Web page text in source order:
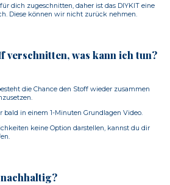
dich zugeschnitten, daher ist das DIYKIT eine
Diese können wir nicht zurück nehmen.
verschnitten, was kann ich tun?
die Chance den Stoff wieder zusammen
in einem 1-Minuten Grundlagen Video.
keine Option darstellen, kannst du dir